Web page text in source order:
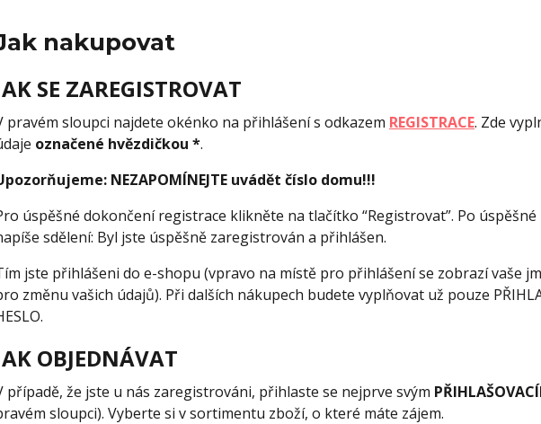
nakupovat
SE ZAREGISTROVAT
pravém sloupci najdete okénko na přihlášení s odkazem REGISTRACE. Zde
označené hvězdičkou *.
NEZAPOMÍNEJTE uvádět číslo domu!!!
úspěšné dokončení registrace klikněte na tlačítko “Registrovat”. Po
sdělení: Byl jste úspěšně zaregistrován a přihlášen.
jste přihlášeni do e-shopu (vpravo na místě pro přihlášení se zobrazí vaše
změnu vašich údajů). Při dalších nákupech budete vyplňovat už pouze
OBJEDNÁVAT
případě, že jste u nás zaregistrováni, přihlaste se nejprve svým
sloupci). Vyberte si v sortimentu zboží, o které máte zájem.